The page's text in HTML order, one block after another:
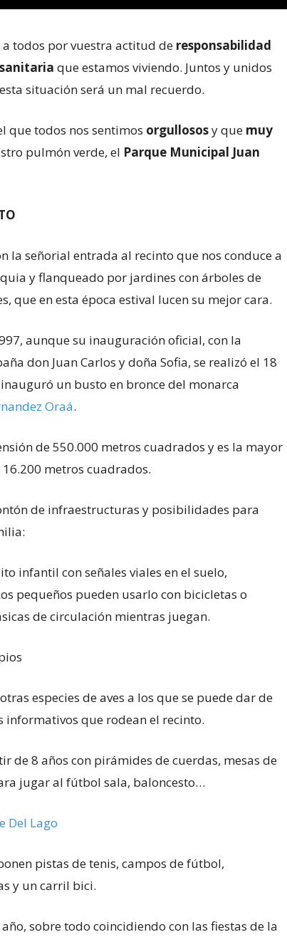
a todos por vuestra actitud de responsabilidad
que estamos viviendo. Juntos y unidos
situación será un mal recuerdo.
que todos nos sentimos orgullososy que muy
pulmón verde, el Parque Municipal Juan
la señorial entrada al recinto que nos conduce a
y flanqueado por jardines con árboles de
que en esta época estival lucen su mejor cara.
aunque su inauguración oficial, con la
don Juan Carlos y doña Sofia, se realizó el 18
un busto en bronce del monarca
Oraá.
de 550.000 metros cuadrados y es la mayor
metros cuadrados.
de infraestructuras y posibilidades para
infantil con señales viales en el suelo,
pequeños pueden usarlo con bicicletas o
de circulación mientras juegan.
especies de aves a los que se puede dar de
informativos que rodean el recinto.
de 8 años con pirámides de cuerdas, mesas de
jugar al fútbol sala, baloncesto…
Del Lago
pistas de tenis, campos de fútbol,
y un carril bici.
sobre todo coincidiendo con las fiestas de la